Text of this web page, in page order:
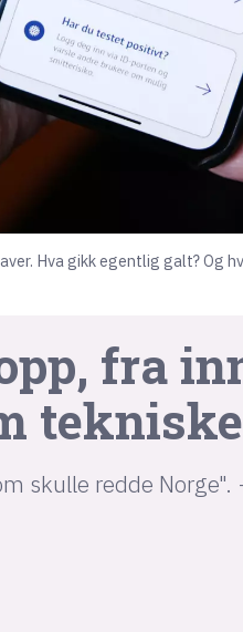
Hva gikk egentlig galt? Og
fra
skulle redde